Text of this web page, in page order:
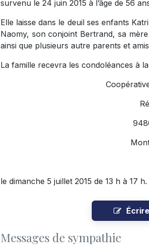
survenu le 24 juin 2015 à l’âge de 56
Elle laisse dans le deuil ses enfants
Naomy, son conjoint Bertrand, sa
ainsi que plusieurs autre parents et
La famille recevra les condoléances à
le dimanche 5 juillet 2015 de 13 h à 17
Messages de sympathie